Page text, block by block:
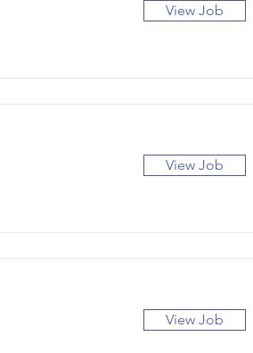
View Job
View Job
View Job